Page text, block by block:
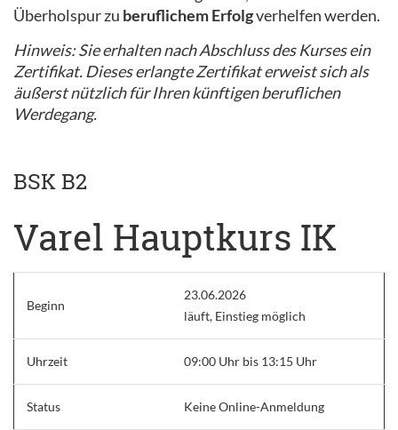
Überholspur zu beruflichem Erfolgverhelfen werden.
Hinweis: Sie erhalten nach Abschluss des Kurses ein
Zertifikat. Dieses erlangte Zertifikat erweist sich als
äußerst nützlich für Ihren künftigen beruflichen
Werdegang.
BSK B2
Varel Hauptkurs IK
Beginn
23.06.2026
läuft, Einstieg möglich
Uhrzeit 09:00 Uhr bis 13:15 Uhr
Status Keine Online-Anmeldung